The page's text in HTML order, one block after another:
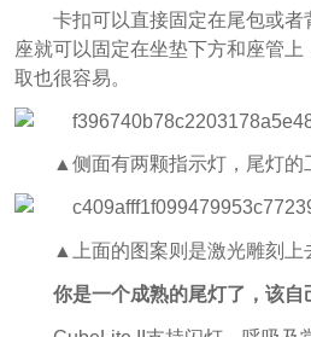
卡扣可以直接固定在尾包或
座就可以固定在坐垫下方和座管
取也很容易。
▲侧面有两颗指示灯，尾灯的
▲上面的图案则是激光雕刻上
你是一个成熟的尾灯了，该自